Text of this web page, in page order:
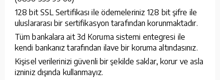
128 bit SSL Sertifikası ile ödemeleriniz 128 bit şifre ile
uluslararası bir sertifikasyon tarafından korunmaktadır.
Tüm bankalara ait 3d Koruma sistemi entegresi ile
kendi bankanız tarafından ilave bir koruma altındasınız.
Kişisel verilerinizi güvenli bir şekilde saklar, korur ve asla
izniniz dışında kullanmayız.